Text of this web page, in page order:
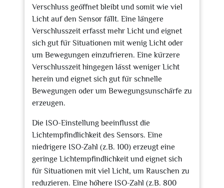
Verschluss geöffnet bleibt und somit wie viel
Licht auf den Sensor fällt. Eine längere
Verschlusszeit erfasst mehr Licht und eignet
sich gut für Situationen mit wenig Licht oder
um Bewegungen einzufrieren. Eine kürzere
Verschlusszeit hingegen lässt weniger Licht
herein und eignet sich gut für schnelle
Bewegungen oder um Bewegungsunschärfe zu
erzeugen.
Die ISO-Einstellung beeinflusst die
Lichtempfindlichkeit des Sensors. Eine
niedrigere ISO-Zahl (z.B. 100) erzeugt eine
geringe Lichtempfindlichkeit und eignet sich
für Situationen mit viel Licht, um Rauschen zu
reduzieren. Eine höhere ISO-Zahl (z.B. 800